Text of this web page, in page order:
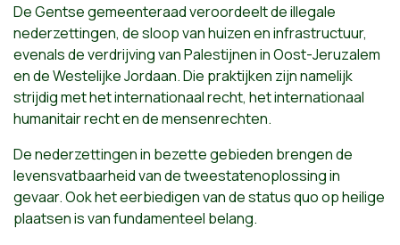
De Gentse gemeenteraad veroordeelt de illegale
nederzettingen, de sloop van huizen en infrastructuur,
evenals de verdrijving van Palestijnen in Oost-Jeruzalem
en de Westelijke Jordaan. Die praktijken zijn namelijk
strijdig met het internationaal recht, het internationaal
humanitair recht en de mensenrechten.
De nederzettingen in bezette gebieden brengen de
levensvatbaarheid van de tweestatenoplossing in
gevaar. Ook het eerbiedigen van de status quo op heilige
plaatsen is van fundamenteel belang.